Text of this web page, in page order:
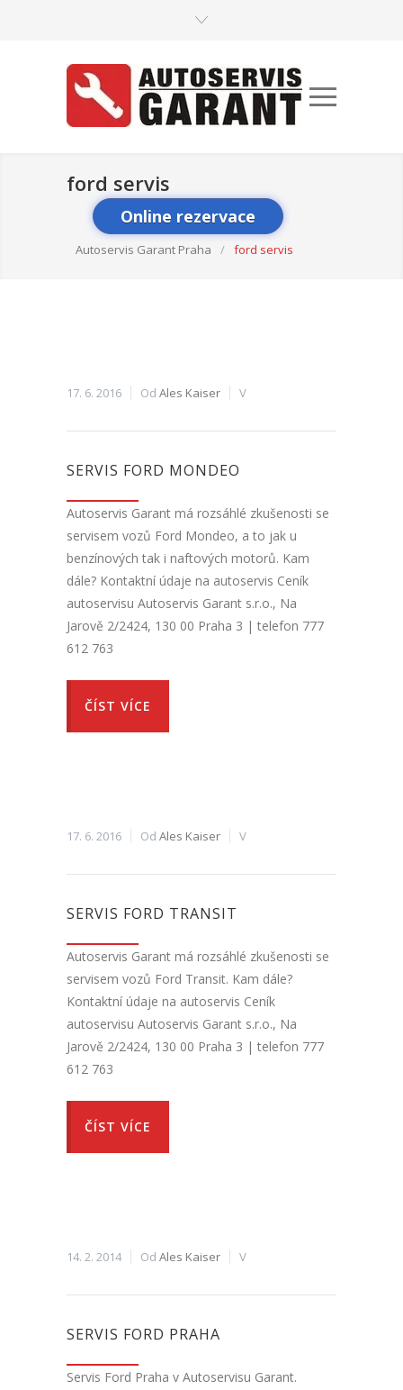
ford servis
Online rezervace
Autoservis Garant Praha / ford servis
17. 6. 2016 Od Ales Kaiser V
SERVIS FORD MONDEO
Autoservis Garant má rozsáhlé zkušenosti se
servisem vozů Ford Mondeo, a to jak u
benzínových tak i naftových motorů. Kam
dále? Kontaktní údaje na autoservis Ceník
autoservisu Autoservis Garant s.r.o., Na
Jarově 2/2424, 130 00 Praha 3 | telefon 777
612 763
ČÍST VÍCE
17. 6. 2016 Od Ales Kaiser V
SERVIS FORD TRANSIT
Autoservis Garant má rozsáhlé zkušenosti se
servisem vozů Ford Transit. Kam dále?
Kontaktní údaje na autoservis Ceník
autoservisu Autoservis Garant s.r.o., Na
Jarově 2/2424, 130 00 Praha 3 | telefon 777
612 763
ČÍST VÍCE
14. 2. 2014 Od Ales Kaiser V
SERVIS FORD PRAHA
Servis Ford Praha v Autoservisu Garant.